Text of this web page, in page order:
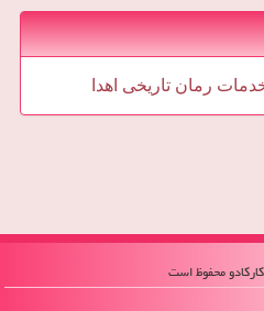
رمان تاریخی اهدا